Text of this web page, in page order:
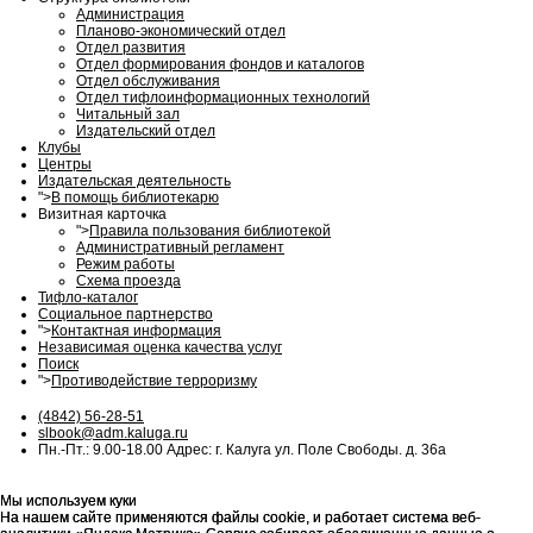
Мы используем куки
На нашем сайте применяются файлы cookie, и работает система веб-
Администрация
Планово-экономический отдел
Отдел развития
Отдел формирования фондов и каталогов
Отдел обслуживания
Отдел тифлоинформационных технологий
Читальный зал
Издательский отдел
Клубы
Центры
Издательская деятельность
">В помощь библиотекарю
Визитная карточка
">Правила пользования библиотекой
Административный регламент
Режим работы
Схема проезда
Тифло-каталог
Социальное партнерство
">Контактная информация
Независимая оценка качества услуг
Поиск
">Противодействие терроризму
(4842) 56-28-51
slbook@adm.kaluga.ru
Пн.-Пт.: 9.00-18.00 Адрес: г. Калуга ул. Поле Свободы. д. 36а
Мы используем куки
На нашем сайте применяются файлы cookie, и работает система веб-